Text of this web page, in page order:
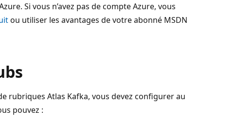
Si vous n’avez pas de compte Azure, vous
ou utiliser les avantages de votre abonné MSDN
rubriques Atlas Kafka, vous devez configurer au
pouvez :